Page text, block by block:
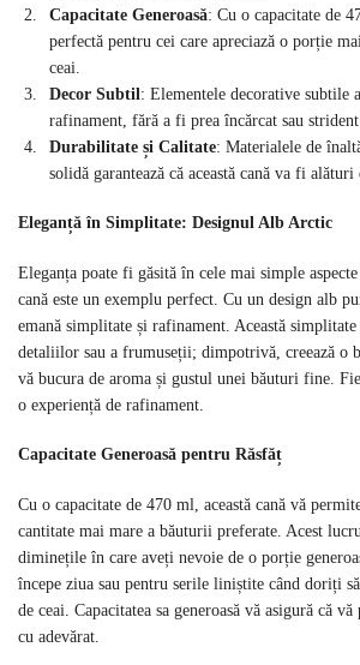
Capacitate Generoasă: Cu o capacitate de
perfectă pentru cei care apreciază o porție
ceai.
Decor Subtil: Elementele decorative subtile
rafinament, fără a fi prea încărcat sau strident.
Durabilitate și Calitate: Materialele de
solidă garantează că această cană va fi
Eleganță în Simplitate: Designul Alb Arctic
Eleganța poate fi găsită în cele mai simple
cană este un exemplu perfect. Cu un design alb
emană simplitate și rafinament. Această
detaliilor sau a frumuseții; dimpotrivă, creează o
vă bucura de aroma și gustul unei băuturi fine.
o experiență de rafinament.
Capacitate Generoasă pentru Răsfăț
Cu o capacitate de 470 ml, această cană vă
cantitate mai mare a băuturii preferate. Acest
diminețile în care aveți nevoie de o porție
începe ziua sau pentru serile liniștite când doriți
de ceai. Capacitatea sa generoasă vă asigură că
cu adevărat.